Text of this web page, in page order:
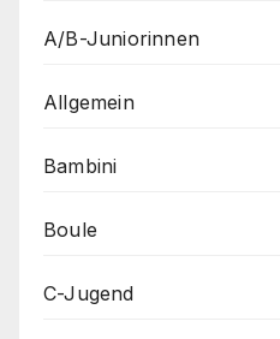
A/B-Juniorinnen
Allgemein
Bambini
Boule
C-Jugend